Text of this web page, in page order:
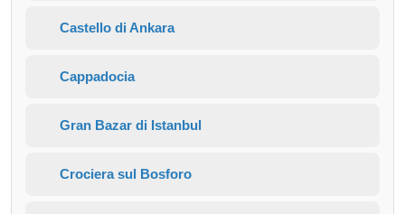
Castello di Ankara
Cappadocia
Gran Bazar di Istanbul
Crociera sul Bosforo